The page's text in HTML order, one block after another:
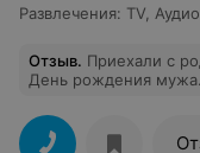
Развлечения: TV Аудио
Отзыв. Приехали с
День рождения
благодарность, так
детской площадкой